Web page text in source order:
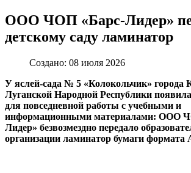
ООО ЧОП «Барс-Лидер»
детскому саду ламинатор
Создано: 08 июля 2026
У яслей-сада № 5 «Колокольчик» города
Луганской Народной Республики
для повседневной работы с учебными и
информационными материалами: ООО
Лидер» безвозмездно передало
организации ламинатор бумаги формата